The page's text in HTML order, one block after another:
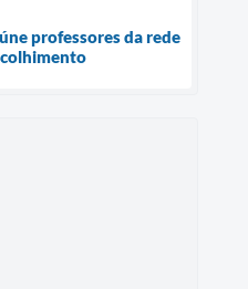
professores da rede